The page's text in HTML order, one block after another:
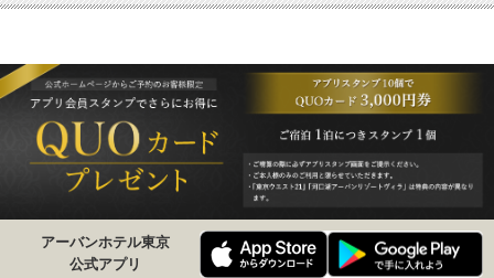
アーバンホテル東京
公式アプリ